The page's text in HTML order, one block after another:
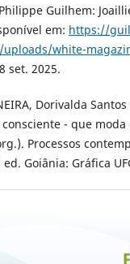
Guilhem:
em: https://
white-
set. 2025.
Dorivalda
- que moda
Processos
Goiânia: Gráfica